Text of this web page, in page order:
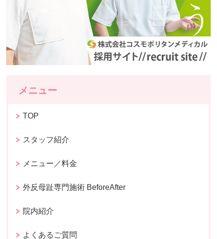
メニュー
TOP
スタッフ紹介
メニュー／料金
外反母趾専門施術 BeforeAfter
院内紹介
よくあるご質問